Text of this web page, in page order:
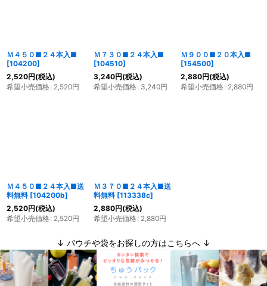
Ｍ４５０■２４本入■
[104200]
2,520円(税込)
希望小売価格: 2,520円
Ｍ７３０■２４本入■
[104510]
3,240円(税込)
希望小売価格: 3,240円
Ｍ９００■２０本入■
[154500]
2,880円(税込)
希望小売価格: 2,880円
Ｍ４５０■２４本入■送
料無料 [104200b]
2,520円(税込)
希望小売価格: 2,520円
Ｍ３７０■２４本入■送
料無料 [113338c]
2,880円(税込)
希望小売価格: 2,880円
↓ パウチや袋をお探しの方はこちらへ ↓